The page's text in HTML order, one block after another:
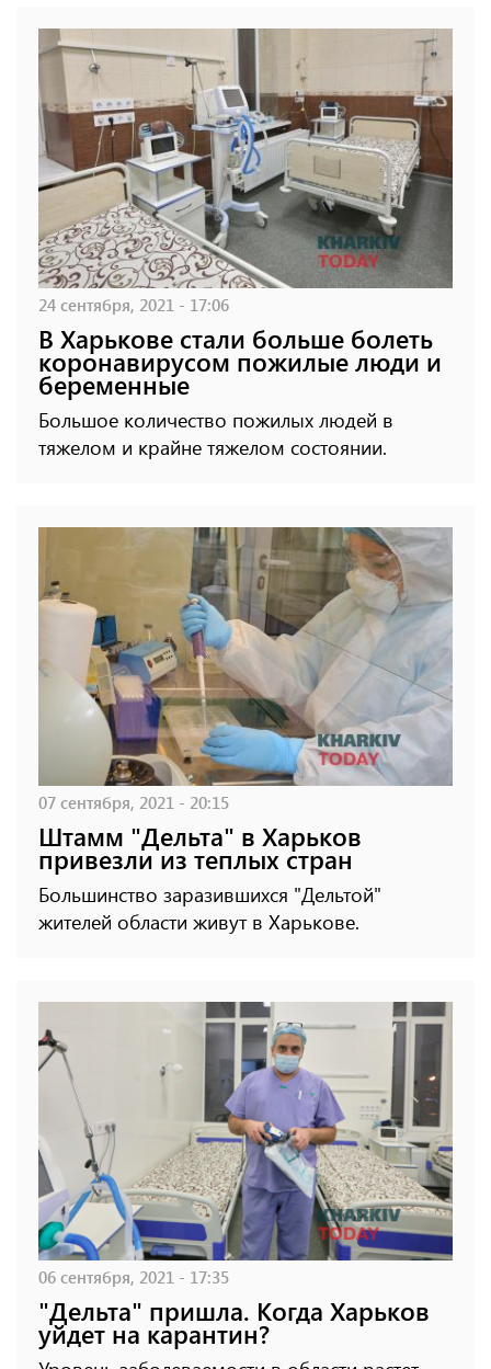
24 сентября, 2021 - 17:06
В Харькове стали больше болеть
коронавирусом пожилые люди и
беременные
Большое количество пожилых людей в
тяжелом и крайне тяжелом состоянии.
07 сентября, 2021 - 20:15
Штамм "Дельта" в Харьков
привезли из теплых стран
Большинство заразившихся "Дельтой"
жителей области живут в Харькове.
06 сентября, 2021 - 17:35
"Дельта" пришла. Когда Харьков
уйдет на карантин?